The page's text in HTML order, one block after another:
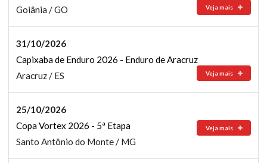
Veja mais
Goiânia / GO
31/10/2026
Capixaba de Enduro 2026 - Enduro de Aracruz
Veja mais
Aracruz / ES
25/10/2026
Copa Vortex 2026 - 5ª Etapa
Veja mais
Santo Antônio do Monte / MG